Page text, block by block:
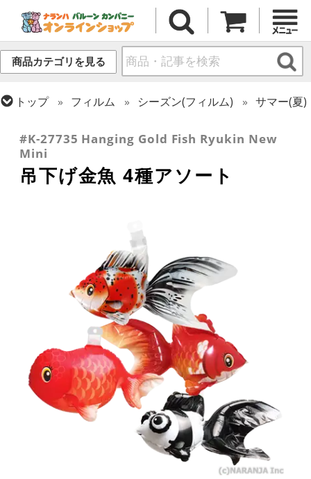
商品カテゴリを見る
トップ フィルム シーズン(フィルム)
サマー(夏)
#K-27735 Hanging Gold Fish Ryukin New
Mini
吊下げ金魚 4種アソート